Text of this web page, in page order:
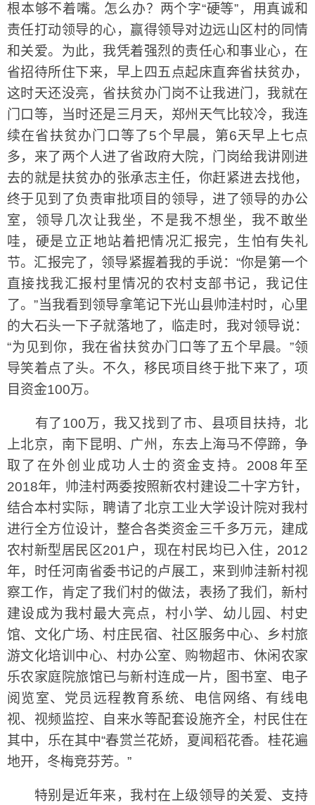
根本够不着嘴。怎么办？两个字“硬等”，用真诚和
责任打动领导的心，赢得领导对边远山区村的同情
和关爱。为此，我凭着强烈的责任心和事业心，在
省招待所住下来，早上四五点起床直奔省扶贫办，
这时天还没亮，省扶贫办门岗不让我进门，我就在
门口等，当时还是三月天，郑州天气比较冷，我连
续在省扶贫办门口等了5个早晨，第6天早上七点
多，来了两个人进了省政府大院，门岗给我讲刚进
去的就是扶贫办的张承志主任，你赶紧进去找他，
终于见到了负责审批项目的领导，进了领导的办公
室，领导几次让我坐，不是我不想坐，我不敢坐
哇，硬是立正地站着把情况汇报完，生怕有失礼
节。汇报完了，领导紧握着我的手说：“你是第一个
直接找我汇报村里情况的农村支部书记，我记住
了。”当我看到领导拿笔记下光山县帅洼村时，心里
的大石头一下子就落地了，临走时，我对领导说：
“为见到你，我在省扶贫办门口等了五个早晨。”领
导笑着点了头。不久，移民项目终于批下来了，项
目资金100万。
有了100万，我又找到了市、县项目扶持，北
上北京，南下昆明、广州，东去上海马不停蹄，争
取了在外创业成功人士的资金支持。2008年至
2018年，帅洼村两委按照新农村建设二十字方针，
结合本村实际，聘请了北京工业大学设计院对我村
进行全方位设计，整合各类资金三千多万元，建成
农村新型居民区201户，现在村民均已入住，2012
年，时任河南省委书记的卢展工，来到帅洼新村视
察工作，肯定了我们村的做法，表扬了我们，新村
建设成为我村最大亮点，村小学、幼儿园、村史
馆、文化广场、村庄民宿、社区服务中心、乡村旅
游文化培训中心、村办公室、购物超市、休闲农家
乐农家庭院旅馆已与新村连成一片，图书室、电子
阅览室、党员远程教育系统、电信网络、有线电
视、视频监控、自来水等配套设施齐全，村民住在
其中，乐在其中“春赏兰花娇，夏闻稻花香。桂花遍
地开，冬梅竞芬芳。”
特别是近年来，我村在上级领导的关爱、支持